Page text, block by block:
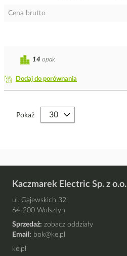
Cena brutto
Dodaj do porównania
14 opak
Pokaż
Kaczmarek Electric Sp. z o.o.
ul. Gajewskich 32
64-200 Wolsztyn
Sprzedaż: zobacz oddziały
Email: bok@ke.pl
ke.pl